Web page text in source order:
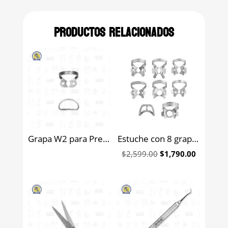
Productos relacionados
Grapa W2 para Premolar Inferior Sin Aletas Hu-Friedy Estuche con 8 grapas para aislamiento Hu-Friedy
$2,599.00 Original
$2,599.00.
$1,790.00Current